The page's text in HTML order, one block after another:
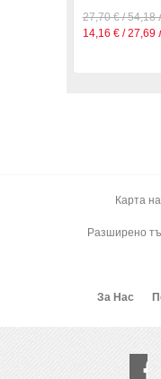
27,70 € / 54,18
14,16 € / 27,69
Карта
Разширено
За Нас